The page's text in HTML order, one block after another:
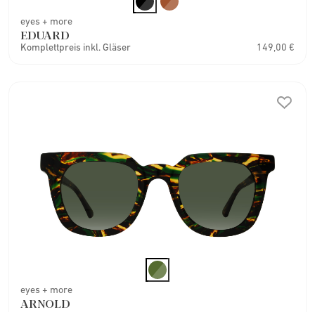
eyes + more
EDUARD
Komplettpreis inkl. Gläser 149,00 €
eyes + more
ARNOLD